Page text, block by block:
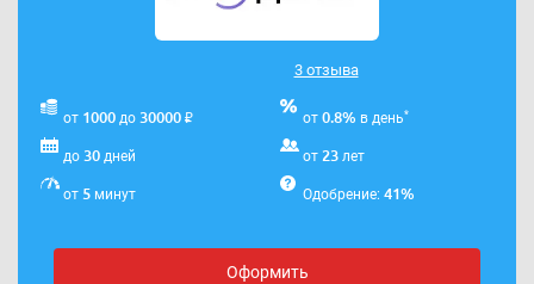
3 отзыва
от 1000 до 30000 ₽ от 0.8% в день*
до 30 дней от 23 лет
от 5 минут Одобрение: 41%
Оформить